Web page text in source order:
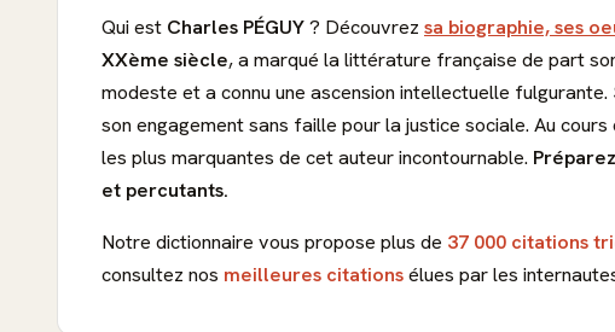
Qui est Charles PÉGUY? Découvrez sa biographie, ses
XXème siècle, a marqué la littérature française de part
modeste et a connu une ascension intellectuelle
son engagement sans faille pour la justice sociale. Au
les plus marquantes de cet auteur incontournable.
et percutants.
Notre dictionnaire vous propose plus de 37 000 citations
consultez nos meilleures citationsélues par les